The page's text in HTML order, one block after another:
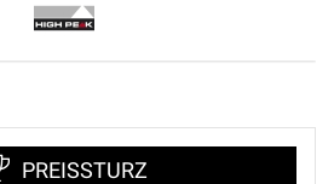
PREISSTURZ